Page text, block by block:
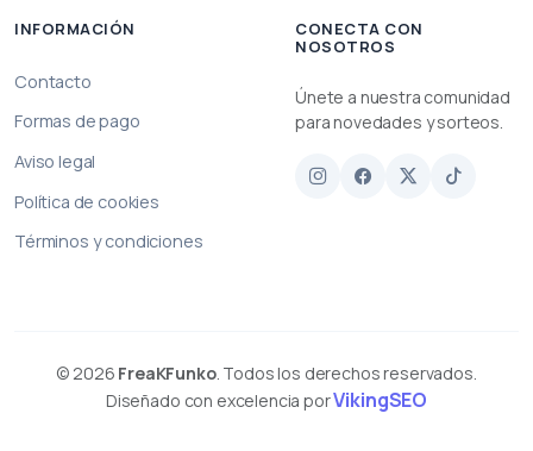
INFORMACIÓN
Contacto
Formas de pago
Aviso legal
Política de cookies
Términos y condiciones
CONECTA CON
NOSOTROS
Únete a nuestra comunidad
para novedades y sorteos.
© 2026 FreaKFunko. Todos los derechos reservados.
Diseñado con excelencia porVikingSEO